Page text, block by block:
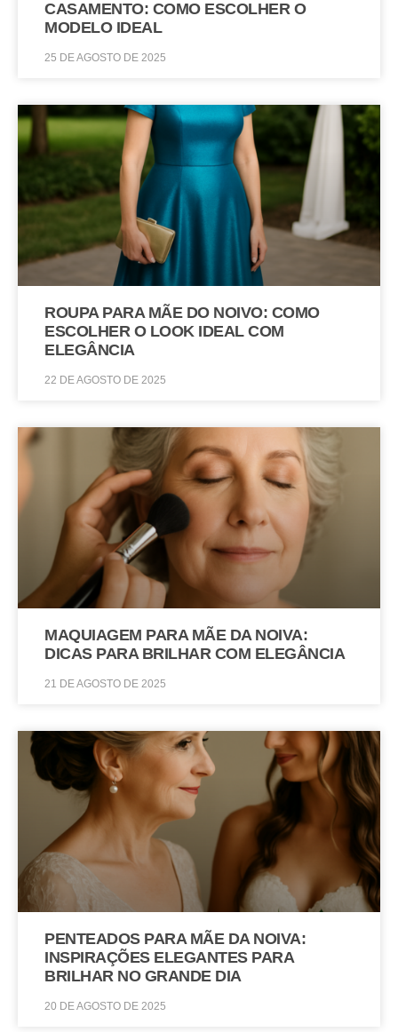
CASAMENTO: COMO ESCOLHER O
MODELO IDEAL
25 DE AGOSTO DE 2025
ROUPA PARA MÃE DO NOIVO: COMO
ESCOLHER O LOOK IDEAL COM
ELEGÂNCIA
22 DE AGOSTO DE 2025
MAQUIAGEM PARA MÃE DA NOIVA:
DICAS PARA BRILHAR COM ELEGÂNCIA
21 DE AGOSTO DE 2025
PENTEADOS PARA MÃE DA NOIVA:
INSPIRAÇÕES ELEGANTES PARA
BRILHAR NO GRANDE DIA
20 DE AGOSTO DE 2025